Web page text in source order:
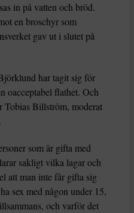
in på vatten och bröd.
en broschyr som
gav ut i slutet på
har tagit sig för
oacceptabel flathet. Och
Tobias Billström, moderat
som är gifta med
sakligt vilka lagar och
att man inte får gifta sig
sex med någon under 15,
och varför det